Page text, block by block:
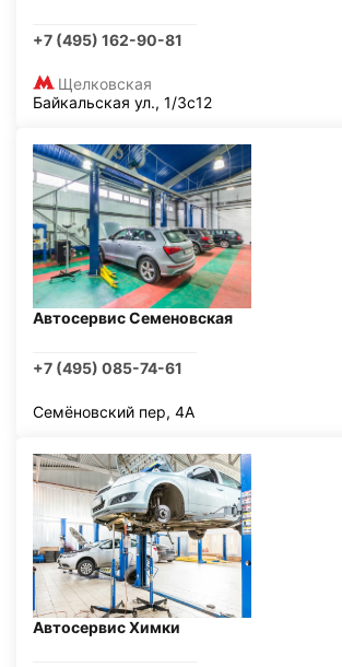
+7 (495) 162-90-81
Щелковская
Байкальская ул., 1/3с12
Автосервис Семеновская
+7 (495) 085-74-61
Семёновский пер, 4А
Автосервис Химки